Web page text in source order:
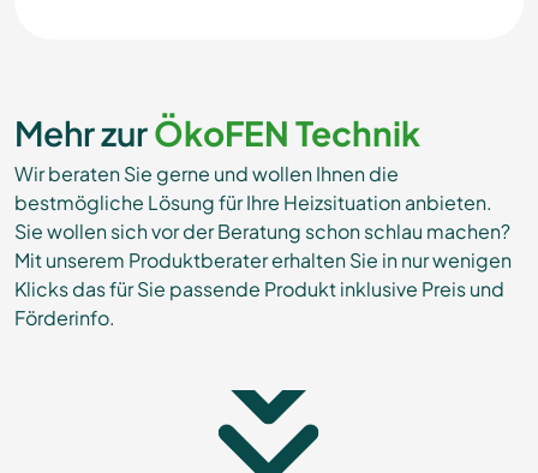
Mehr zurÖkoFEN Technik
Wir beraten Sie gerne und wollen Ihnen die
bestmögliche Lösung für Ihre Heizsituation anbieten.
Sie wollen sich vor der Beratung schon schlau machen?
Mit unserem Produktberater erhalten Sie in nur wenigen
Klicks das für Sie passende Produkt inklusive Preis und
Förderinfo.